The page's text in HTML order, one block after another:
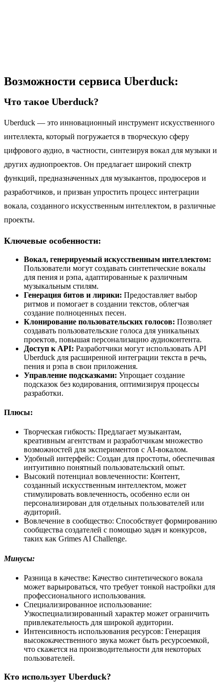
Возможности сервиса Uberduck:
Что такое Uberduck?
Uberduck — это инновационный инструмент искусственного
интеллекта, который погружается в творческую сферу
цифрового аудио, в частности, синтезируя вокал для музыки и
других аудиопроектов. Он предлагает широкий спектр
функций, предназначенных для музыкантов, продюсеров и
разработчиков, и призван упростить процесс интеграции
вокала, созданного искусственным интеллектом, в различные
проекты.
Ключевые особенности:
Вокал, генерируемый искусственным интеллектом:
Пользователи могут создавать синтетические вокалы
для пения и рэпа, адаптированные к различным
музыкальным стилям.
Генерация битов и лирики: Предоставляет выбор
ритмов и помогает в создании текстов, облегчая
создание полноценных песен.
Клонирование пользовательских голосов: Позволяет
создавать пользовательские голоса для уникальных
проектов, повышая персонализацию аудиоконтента.
Доступ к API: Разработчики могут использовать API
Uberduck для расширенной интеграции текста в речь,
пения и рэпа в свои приложения.
Управление подсказками: Упрощает создание
подсказок без кодирования, оптимизируя процессы
разработки.
Плюсы:
Творческая гибкость: Предлагает музыкантам,
креативным агентствам и разработчикам множество
возможностей для экспериментов с AI-вокалом.
Удобный интерфейс: Создан для простоты, обеспечивая
интуитивно понятный пользовательский опыт.
Высокий потенциал вовлеченности: Контент,
созданный искусственным интеллектом, может
стимулировать вовлеченность, особенно если он
персонализирован для отдельных пользователей или
аудиторий.
Вовлечение в сообщество: Способствует формированию
сообщества создателей с помощью задач и конкурсов,
таких как Grimes AI Challenge.
Минусы:
Разница в качестве: Качество синтетического вокала
может варьироваться, что требует тонкой настройки для
профессионального использования.
Специализированное использование:
Узкоспециализированный характер может ограничить
привлекательность для широкой аудитории.
Интенсивность использования ресурсов: Генерация
высококачественного звука может быть ресурсоемкой,
что скажется на производительности для некоторых
пользователей.
Кто использует Uberduck?